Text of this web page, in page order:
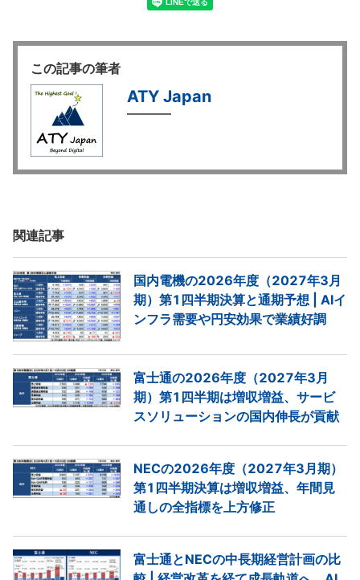
この記事の筆者
ATY Japan
関連記事
国内電機の2026年度（2027年3月
期）第1四半期決算と通期予想 | AIイ
ンフラ需要や円安効果で業績好調
富士通の2026年度（2027年3月
期）第1四半期は増収増益、サービ
スソリューションの国内伸長が貢献
NECの2026年度（2027年3月期）
第1四半期決算は増収増益、年間見
通しの全指標を上方修正
富士通とNECの中長期経営計画の比